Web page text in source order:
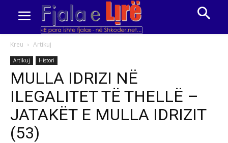
Kreu Artikuj
Artikuj Histori
MULLA IDRIZI NË
ILEGALITET TË THELLË –
JATAKËT E MULLA IDRIZIT
(53)